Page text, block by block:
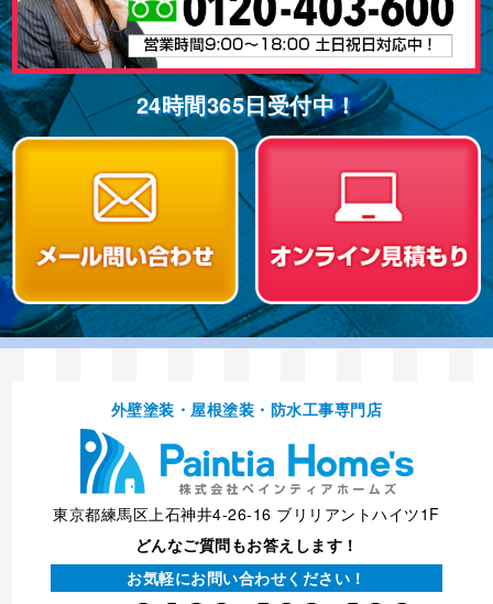
24時間365⽇受付中！
外壁塗装・屋根塗装・防⽔⼯事専⾨店
東京都練馬区上石神井4-26-16 ブリリアントハイツ1F
どんなご質問もお答えします！
お気軽にお問い合わせください！